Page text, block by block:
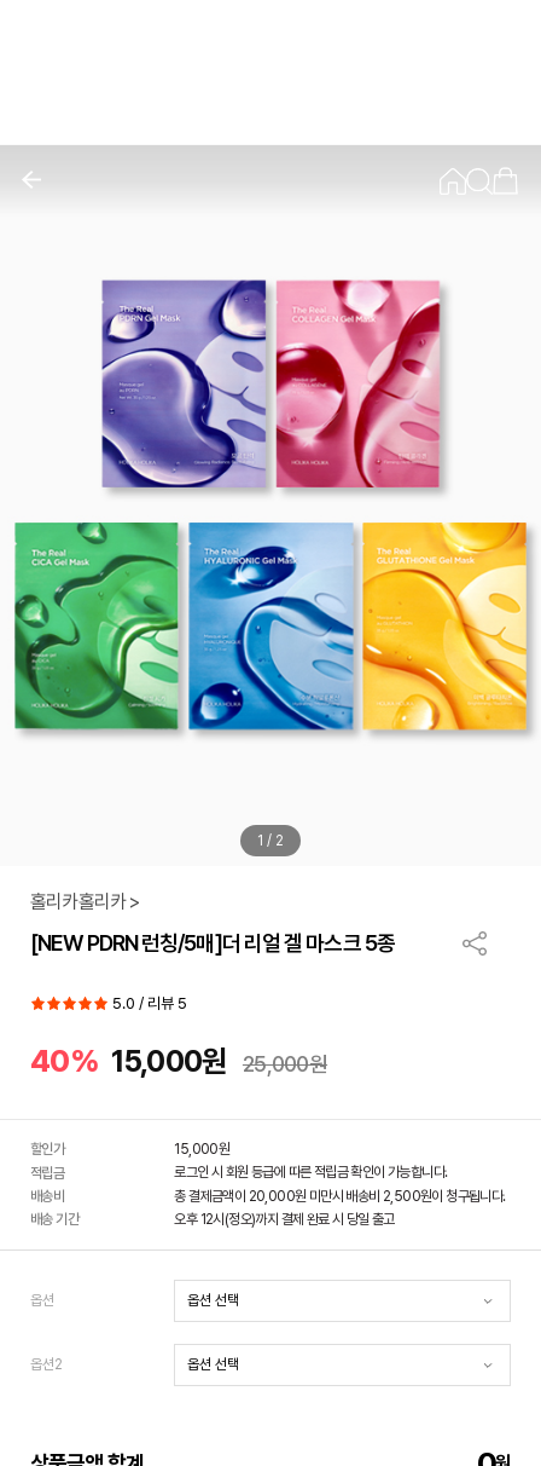
1 / 2
홀리카홀리카 >
[NEW PDRN 런칭/5매]더 리얼 겔 마스크 5종
5.0 / 리뷰 5
40% 15,000원 25,000원
할인가 15,000원
적립금
로그인 시 회원 등급에 따른 적립금 확인이 가능합니다.
배송비
총 결제금액이 20,000원 미만시 배송비 2,500원이 청구됩니다.
배송 기간
오후 12시(정오)까지 결제 완료 시 당일 출고
옵션
옵션2